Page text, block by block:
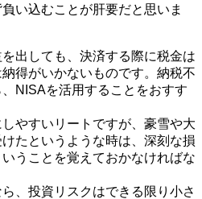
い込むことが肝要だと思いま
出しても、決済する際に税金は
得がいかないものです。納税不
NISAを活用することをおすす
やすいリートですが、豪雪や大
たというような時は、深刻な損
うことを覚えておかなければな
、投資リスクはできる限り小さ